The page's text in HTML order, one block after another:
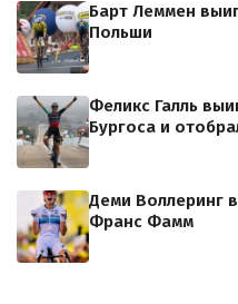
Барт Леммен
Польши
Феликс Галль
Бургоса и
Деми Воллеринг
Франс Фамм